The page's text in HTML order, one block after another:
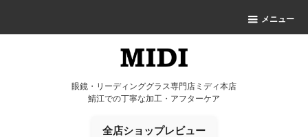
メニュー
眼鏡・リーディンググラス専門店ミディ本店
鯖江での丁寧な加工・アフターケア
全店ショップレビュー